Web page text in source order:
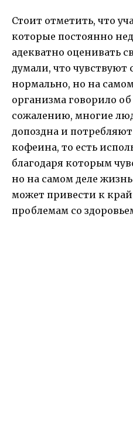
Стоит отметить, что
которые постоянно
адекватно оценивать
думали, что чувствуют
нормально, но на
организма говорило
сожалению, многие
допоздна и
кофеина, то есть
благодаря которым
но на самом деле
может привести к
проблемам со